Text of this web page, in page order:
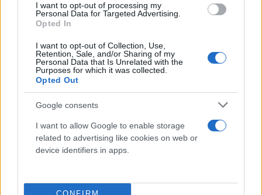
I want to opt-out of processing my
Personal Data for Targeted Advertising.
Opted In
I want to opt-out of Collection, Use,
Retention, Sale, and/or Sharing of my
Personal Data that Is Unrelated with the
Purposes for which it was collected.
Opted Out
Google consents
I want to allow Google to enable storage
related to advertising like cookies on web or
device identifiers in apps.
CONFIRM
ΚΑΡΠΑΘΟΥ 5
ΚΕΝΤΡΙΚΟΥ ΤΟΜΕΑ ΑΘΗΝΩΝ 213
ΚΕΡΚΥΡΑΣ 53
ΚΕΦΑΛΛΗΝΙΑΣ 16